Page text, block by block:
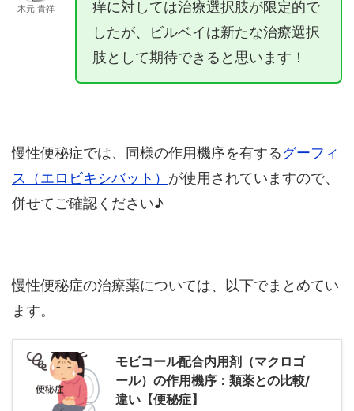
木元 貴祥
痒に対しては治療選択肢が限定的で
したが、ビルベイは新たな治療選択
肢として期待できると思います！
慢性便秘症では、同様の作用機序を有するグーフィ
ス（エロビキシバット） が使用されていますので、
併せてご確認ください♪
慢性便秘症の治療薬については、以下でまとめてい
ます。
モビコール配合内用剤（マクロゴ
ール）の作用機序：類薬との比較/
違い【便秘症】